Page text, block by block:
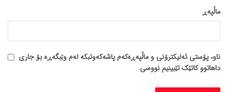
ماڵپه‌ڕ
ناو، پۆستی ئەلیکترۆنی و ماڵپەڕەکەم پاشەکەوتبکە لەم وێبگەڕە بۆ جاری
داهاتوو کاتێک تێبینیم نووسی.